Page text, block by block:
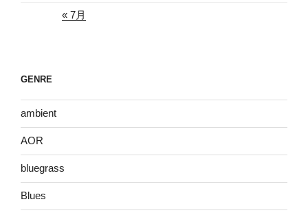
« 7月
GENRE
ambient
AOR
bluegrass
Blues